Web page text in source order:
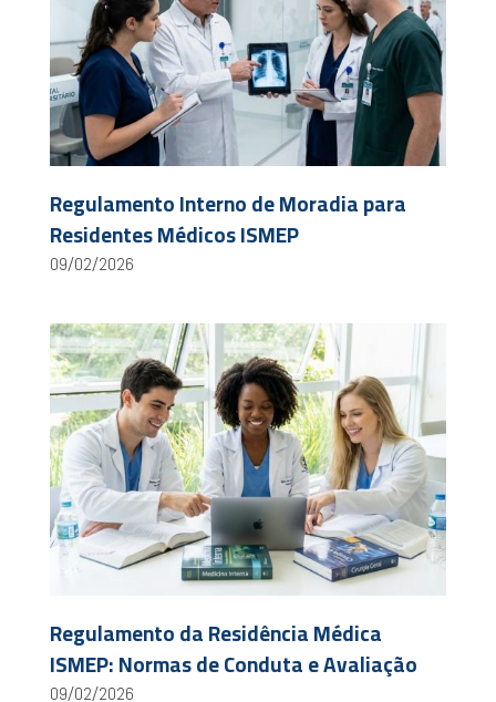
Regulamento Interno de Moradia para
Residentes Médicos ISMEP
09/02/2026
Regulamento da Residência Médica
ISMEP: Normas de Conduta e Avaliação
09/02/2026